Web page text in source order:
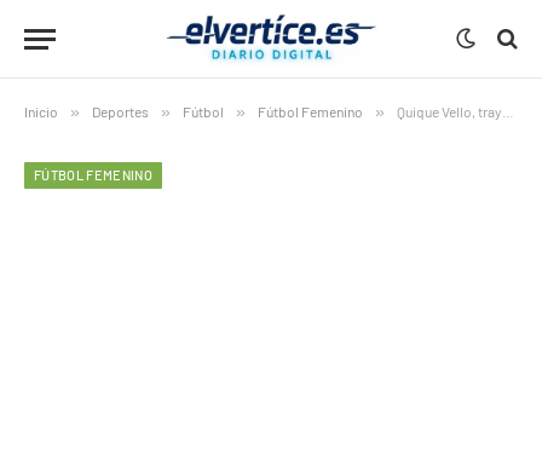
Inicio » Deportes » Fútbol » Fútbol Femenino » Quique Vello, trayectoria, compromiso y liderazgo al servicio del fútbol femenino valenciano
FÚTBOL FEMENINO